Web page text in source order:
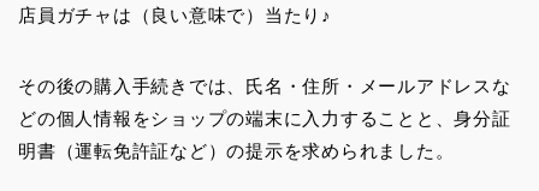
店員ガチャは（良い意味で）当たり♪
その後の購入手続きでは、氏名・住所・メールアドレスな
どの個人情報をショップの端末に入力することと、身分証
明書（運転免許証など）の提示を求められました。